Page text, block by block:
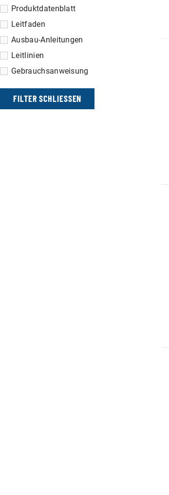
Produktdatenblatt
Leitfaden
Ausbau-Anleitungen
Leitlinien
Gebrauchsanweisung
FILTER SCHLIESSEN